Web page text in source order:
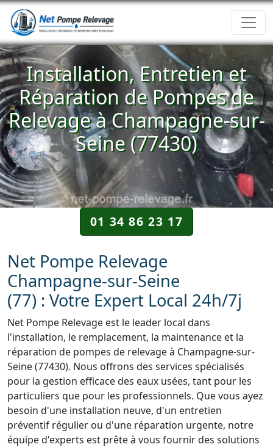
Installation, Entretien et
Réparation de Pompes de
Relevage à Champagne-sur-
Seine (77430)
01 34 86 23 17
Net Pompe Relevage
Champagne-sur-Seine
(77) : Votre Expert Local 24h/7j
Net Pompe Relevage est le leader local dans
l'installation, le remplacement, la maintenance et la
réparation de pompes de relevage à Champagne-sur-
Seine (77430). Nous offrons des services spécialisés
pour la gestion efficace des eaux usées, tant pour les
particuliers que pour les professionnels. Que vous ayez
besoin d'une installation neuve, d'un entretien
préventif régulier ou d'une réparation urgente, notre
équipe d'experts est prête à vous fournir des solutions